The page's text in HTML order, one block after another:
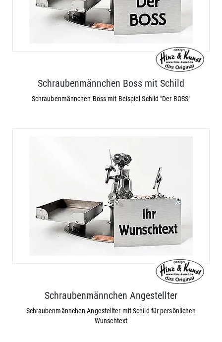
Schraubenmännchen Boss mit Schild
Schraubenmännchen Boss mit Beispiel Schild "Der BOSS"
Schraubenmännchen Angestellter
Schraubenmännchen Angestellter mit Schild für persönlichen
Wunschtext